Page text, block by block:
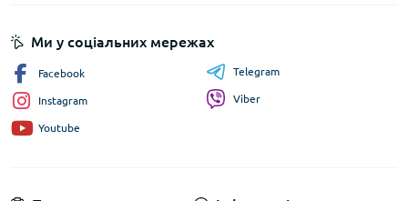
Ми у соціальних мережах
Facebook
Instagram
Youtube
Telegram
Viber